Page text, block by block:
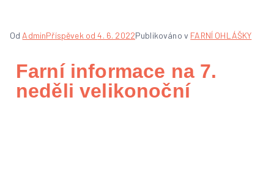
Od AdminPříspěvek od4. 6. 2022Publikováno v FARNÍ OHLÁŠKY
Farní informace na 7.
neděli velikonoční